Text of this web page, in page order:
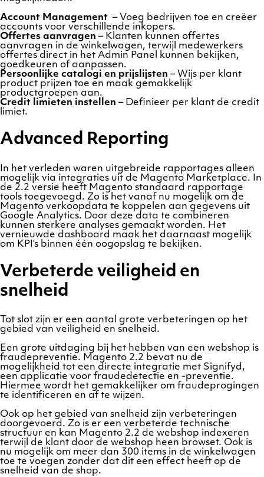
Account Management – Voeg bedrijven toe en creëer
accounts voor verschillende inkopers.
Offertes aanvragen – Klanten kunnen offertes
aanvragen in de winkelwagen, terwijl medewerkers
offertes direct in het Admin Panel kunnen bekijken,
goedkeuren of aanpassen.
Persoonlijke catalogi en prijslijsten – Wijs per klant
product prijzen toe en maak gemakkelijk
productgroepen aan.
Credit limieten instellen – Definieer per klant de credit
limiet.
Advanced Reporting
In het verleden waren uitgebreide rapportages alleen
mogelijk via integraties uit de Magento Marketplace. In
de 2.2 versie heeft Magento standaard rapportage
tools toegevoegd. Zo is het vanaf nu mogelijk om de
Magento verkoopdata te koppelen aan gegevens uit
Google Analytics. Door deze data te combineren
kunnen sterkere analyses gemaakt worden. Het
vernieuwde dashboard maak het daarnaast mogelijk
om KPI’s binnen één oogopslag te bekijken.
Verbeterde veiligheid en
snelheid
Tot slot zijn er een aantal grote verbeteringen op het
gebied van veiligheid en snelheid.
Een grote uitdaging bij het hebben van een webshop is
fraudepreventie. Magento 2.2 bevat nu de
mogelijkheid tot een directe integratie met Signifyd,
een applicatie voor fraudedetectie en -preventie.
Hiermee wordt het gemakkelijker om fraudeprogingen
te identificeren en af te wijzen.
Ook op het gebied van snelheid zijn verbeteringen
doorgevoerd. Zo is er een verbeterde technische
structuur en kan Magento 2.2 de webshop indexeren
terwijl de klant door de webshop heen browset. Ook is
nu mogelijk om meer dan 300 items in de winkelwagen
toe te voegen zonder dat dit een effect heeft op de
snelheid van de shop.